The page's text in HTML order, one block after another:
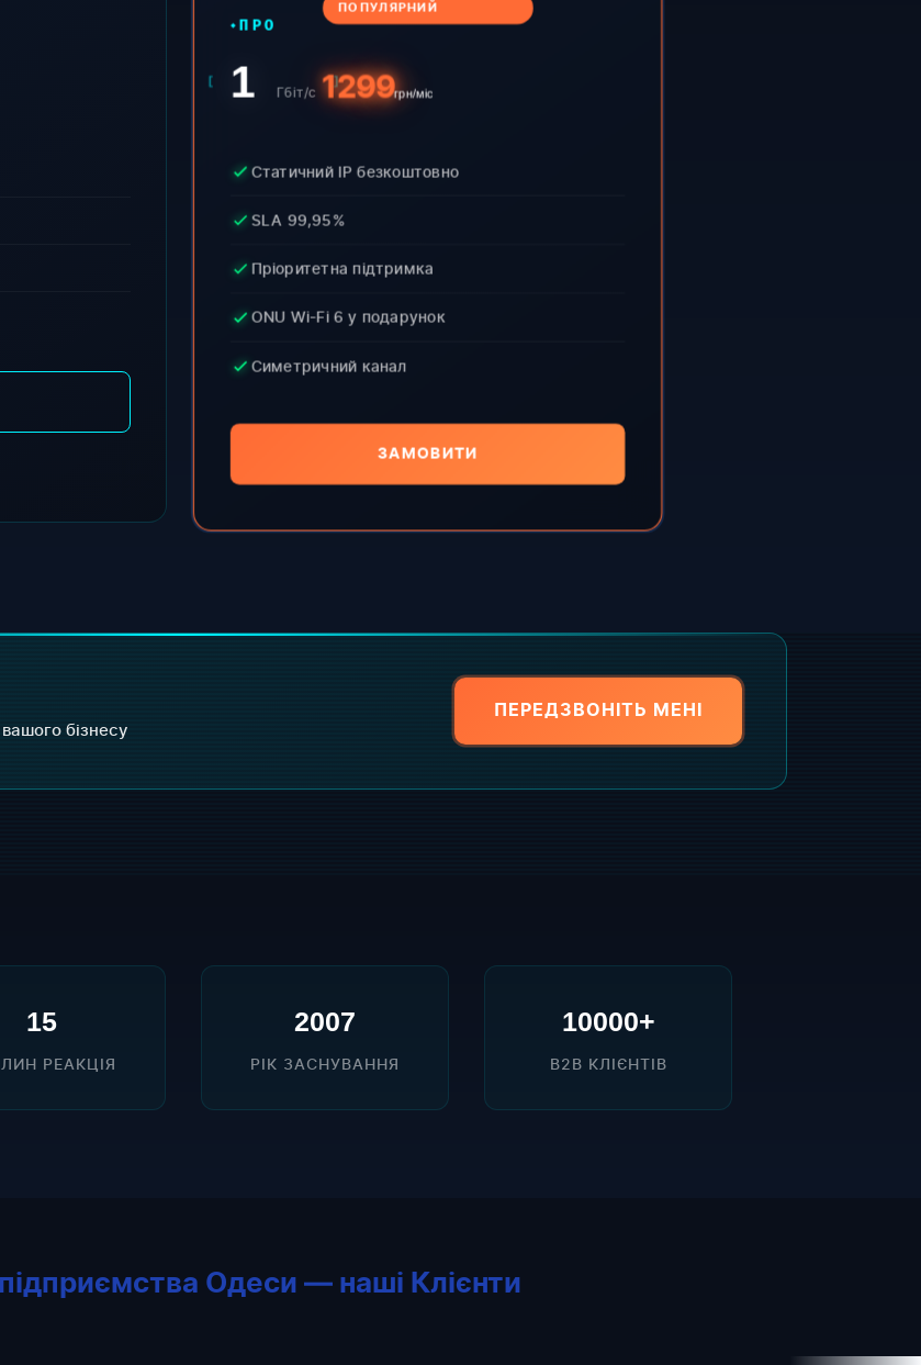
ПОПУЛЯРНИЙ
ПРО
1 Гбіт/с 1299грн/міс
Статичний IP безкоштовно
SLA 99,95%
Пріоритетна підтримка
ONU Wi-Fi 6 у подарунок
Симетричний канал
ЗАМОВИТИ
бізнесу
ПЕРЕДЗВОНІТЬ МЕНІ
15
РЕАКЦІЯ
2007
РІК ЗАСНУВАННЯ
10000+
B2B КЛІЄНТІВ
Одеси — наші Клієнти